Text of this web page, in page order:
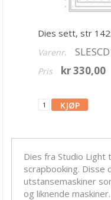
Spesial Papir
Stæsj & pynt
Stempler
Blekk, maling & tusj
Embossing
Stanseverktøy &
Rayher dies
Stanseverktøy
Dies sett, str
Varenr.
Pris kr 330,00
Dies fra Studio Light
scrapbooking. Disse
utstansemaskiner
og liknende maskiner.